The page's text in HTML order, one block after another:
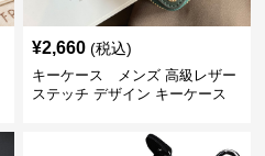
¥2,660 (税込)
キーケース メンズ 高級レザー
ステッチ デザイン キーケース